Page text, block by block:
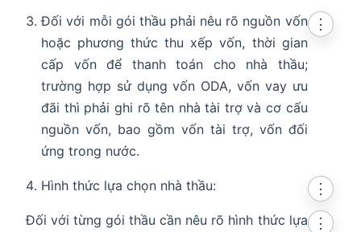
Đối với mỗi gói thầu phải nêu rõ nguồn vốn
hoặc phương thức thu xếp vốn, thời gian
cấp vốn để thanh toán cho nhà thầu;
trường hợp sử dụng vốn ODA, vốn vay ưu
đãi thì phải ghi rõ tên nhà tài trợ và cơ cấu
nguồn vốn, bao gồm vốn tài trợ, vốn đối
ứng trong nước.
⋮
Hình thức lựa chọn nhà thầu:
⋮
Đối với từng gói thầu cần nêu rõ hình thức lựa
⋮